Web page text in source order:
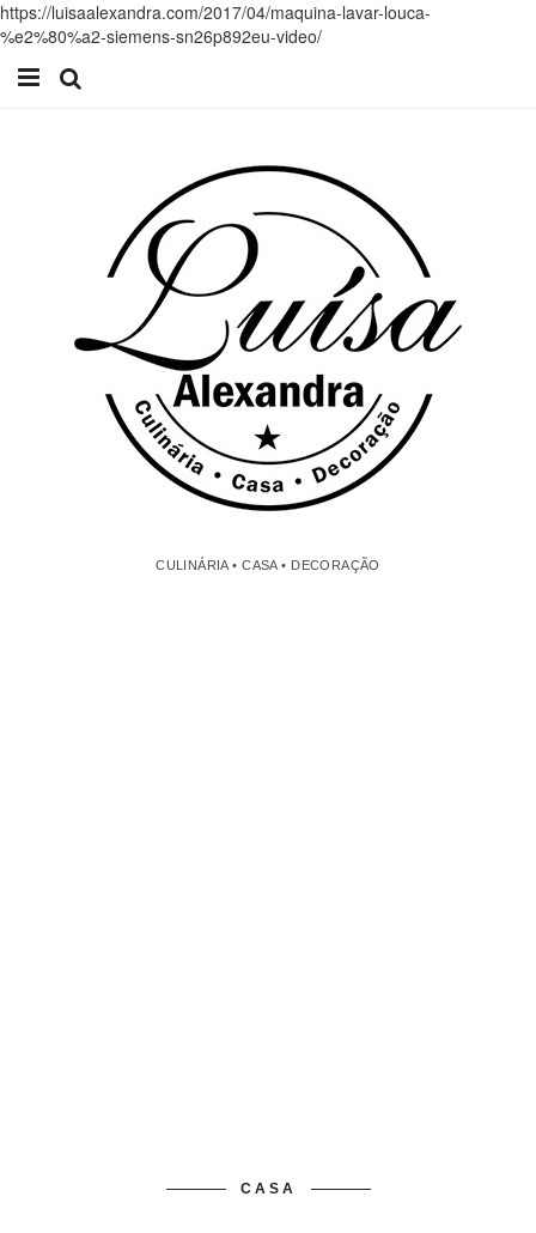
https://luisaalexandra.com/2017/04/maquina-lavar-louca-
%e2%80%a2-siemens-sn26p892eu-video/
CULINÁRIA • CASA • DECORAÇÃO
CASA